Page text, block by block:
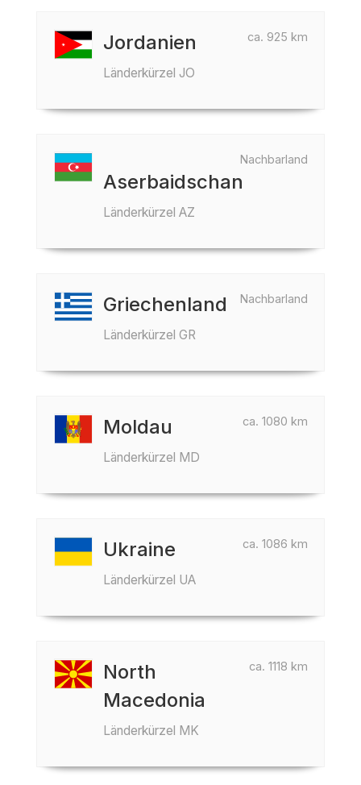
ca. 925 km
Jordanien
Länderkürzel JO
Nachbarland
Aserbaidschan
Länderkürzel AZ
Nachbarland
Griechenland
Länderkürzel GR
ca. 1080 km
Moldau
Länderkürzel MD
ca. 1086 km
Ukraine
Länderkürzel UA
ca. 1118 km
North
Macedonia
Länderkürzel MK